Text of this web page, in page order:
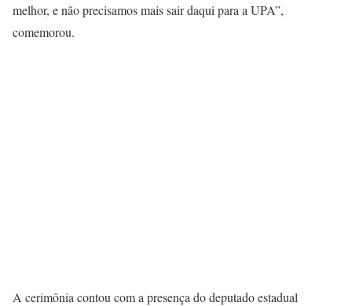
melhor, e não precisamos mais sair daqui para a UPA”,
comemorou.
A cerimônia contou com a presença do deputado estadual